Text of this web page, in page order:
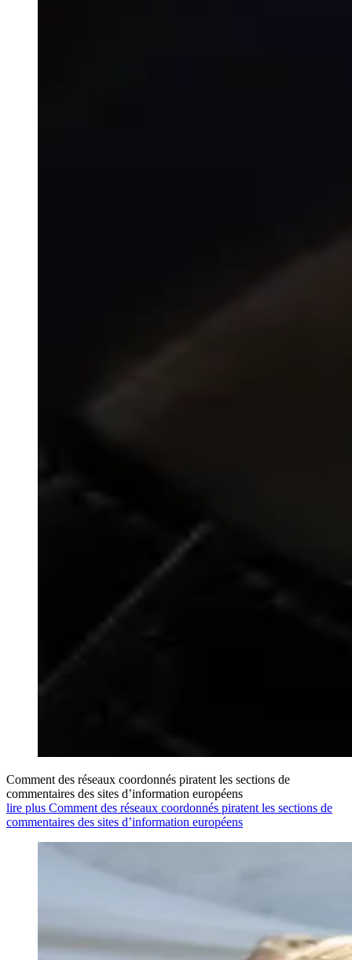
Comment des réseaux coordonnés piratent les sections de
commentaires des sites d’information européens
lire plus Comment des réseaux coordonnés piratent les sections de
commentaires des sites d’information européens